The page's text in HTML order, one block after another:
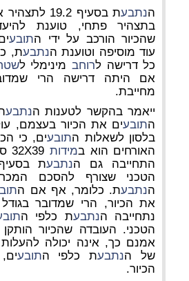
הנתבע
ת בסעיף
בתצהיר פתחי, טוענת
שהכיור הורכב על ידי התובע
עוד מוסיפה וטוענת הנתבע
כל דרישה לרוחב מינימלי ל
אם היתה דרישה הרי
מחייבת.
ייאמר בהקשר לטענות הנתבע
התובע
בלסון לשאלות התובעים, כי
האורחים הוא במידות
התחייבה גם הנתבע
הטכני שצורף להסכם
הנתבעת. כלומר, אף אם ה
את הכיור, הרי שמדובר
נתחייבה הנתבעת כלפי ה
הטכני. העובדה שהכיור הותקן
אמנם כך, אינה יכולה להעלות
של הנתבעת כלפי התובע
הכיור.